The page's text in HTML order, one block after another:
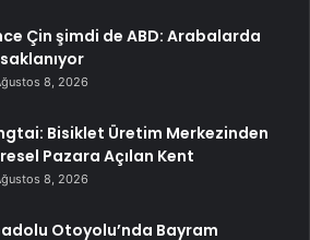
Çin şimdi de ABD: Arabalarda
8, 2026
Bisiklet Üretim Merkezinden
Pazara Açılan Kent
8, 2026
Otoyolu’nda Bayram